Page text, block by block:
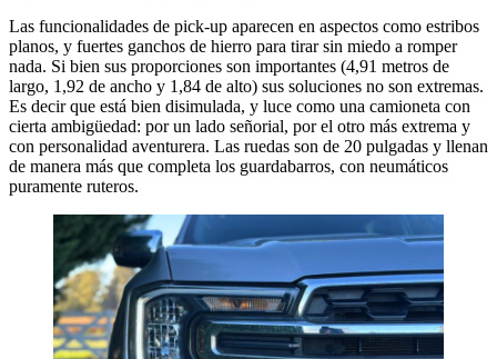
Las funcionalidades de pick-up aparecen en aspectos como estribos
planos, y fuertes ganchos de hierro para tirar sin miedo a romper
nada. Si bien sus proporciones son importantes (4,91 metros de
largo, 1,92 de ancho y 1,84 de alto) sus soluciones no son extremas.
Es decir que está bien disimulada, y luce como una camioneta con
cierta ambigüedad: por un lado señorial, por el otro más extrema y
con personalidad aventurera. Las ruedas son de 20 pulgadas y llenan
de manera más que completa los guardabarros, con neumáticos
puramente ruteros.